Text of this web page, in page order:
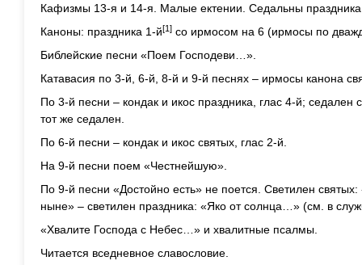
Кафизмы 13-я и 14-я. Малые ектении. Седальны
Каноны: праздника 1-й[1] со ирмосом на 6 (ирмосы по
Библейские песни «Поем Господеви…».
Катавасия по 3-й, 6-й, 8-й и 9-й песнях – ирмосы канона
По 3-й песни – кондак и икос праздника, глас 4-й;
тот же седален.
По 6-й песни – кондак и икос святых, глас 2-й.
На 9-й песни поем «Честнейшую».
По 9-й песни «Достойно есть» не поется. Светилен
ныне» – светилен праздника: «Яко от солнца…» (см. в
«Хвалите Господа с Небес…» и хвалитные псалмы.
Читается вседневное славословие.